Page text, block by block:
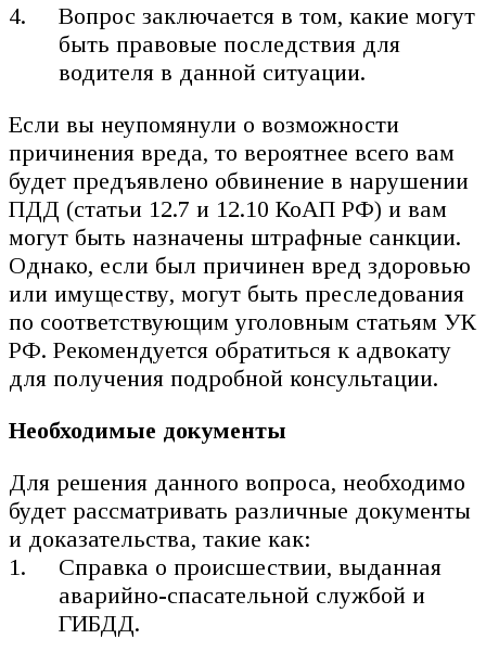
Вопрос заключается в том, какие могут
быть правовые последствия для
водителя в данной ситуации.
Если вы неупомянули о возможности
причинения вреда, то вероятнее всего вам
будет предъявлено обвинение в нарушении
ПДД (статьи 12.7 и 12.10 КоАП РФ) и вам
могут быть назначены штрафные санкции.
Однако, если был причинен вред здоровью
или имуществу, могут быть преследования
по соответствующим уголовным статьям УК
РФ. Рекомендуется обратиться к адвокату
для получения подробной консультации.
Необходимые документы
Для решения данного вопроса, необходимо
будет рассматривать различные документы
и доказательства, такие как:
Справка о происшествии, выданная
аварийно-спасательной службой и
ГИБДД.